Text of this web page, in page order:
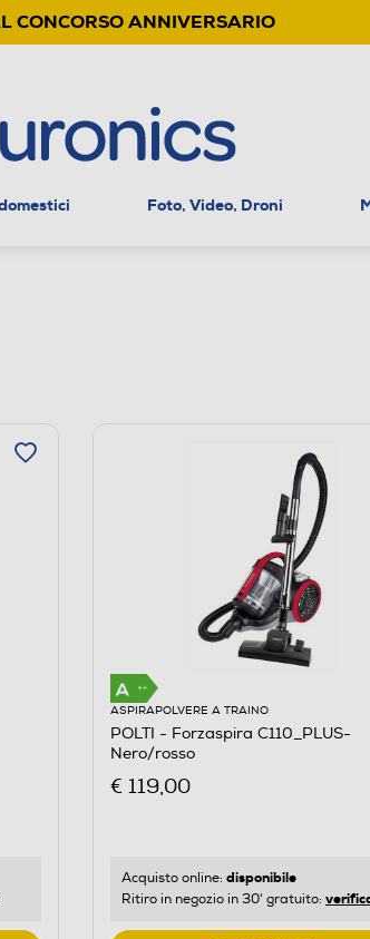
CONCORSO ANNIVERSARIO
Foto, Video, Droni
ASPIRAPOLVERE A TRAINO
POLTI - Forzaspira C110_PLUS-
Nero/rosso
€ 119,00
Acquisto online: disponibile
Ritiro in negozio in 30' gratuito: